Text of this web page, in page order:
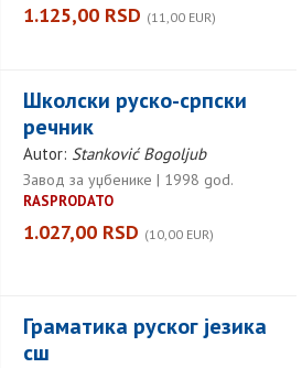
1.125,00 RSD (11,00 EUR)
Школски руско-српски
речник
Autor: Stanković Bogoljub
Завод за уџбенике | 1998 god.
RASPRODATO
1.027,00 RSD (10,00 EUR)
Граматика руског језика
сш